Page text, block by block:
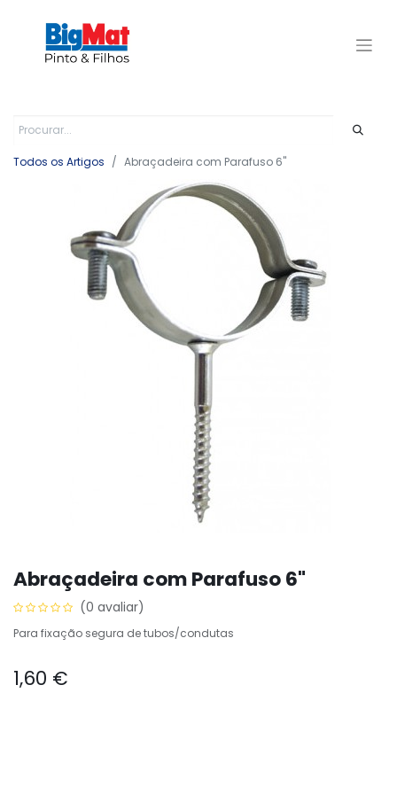
Todos os Artigos Abraçadeira com Parafuso 6"
Abraçadeira com Parafuso 6"
(0 avaliar)
Para fixação segura de tubos/condutas
1,60 €